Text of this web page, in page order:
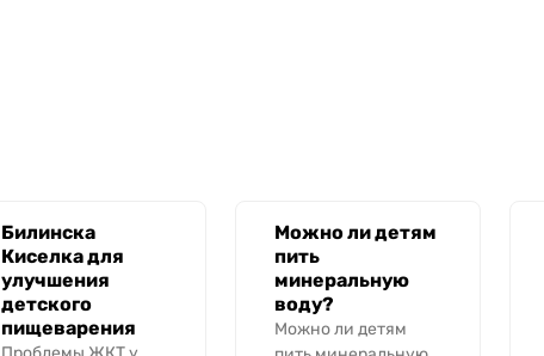
Билинска
Киселка для
улучшения
детского
пищеварения
Можно ли детям
пить
минеральную
воду?
Можно ли детям